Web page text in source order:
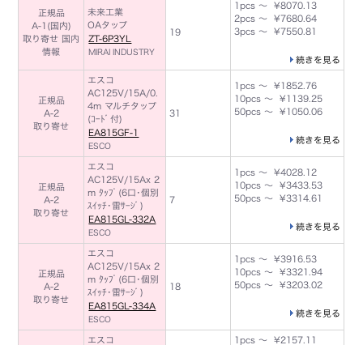
正規品
A-1(国内)
取り寄せ 国内
情報
未来工業
OAタップ
ZT-6P3YL
MIRAI INDUSTRY
19
1pcs ～ ¥8070.13
2pcs ～ ¥7680.64
3pcs ～ ¥7550.81
続きを見る
正規品
A-2
取り寄せ
エスコ
AC125V/15A/0.
4m マルチタップ
(ｺｰﾄﾞ付)
EA815GF-1
ESCO
31
1pcs ～ ¥1852.76
10pcs ～ ¥1139.25
50pcs ～ ¥1050.06
続きを見る
正規品
A-2
取り寄せ
エスコ
AC125V/15Ax 2
m ﾀｯﾌﾟ(6口･個別
ｽｲｯﾁ･雷ｻｰｼﾞ)
EA815GL-332A
ESCO
7
1pcs ～ ¥4028.12
10pcs ～ ¥3433.53
50pcs ～ ¥3314.61
続きを見る
正規品
A-2
取り寄せ
エスコ
AC125V/15Ax 2
m ﾀｯﾌﾟ(6口･個別
ｽｲｯﾁ･雷ｻｰｼﾞ)
EA815GL-334A
ESCO
18
1pcs ～ ¥3916.53
10pcs ～ ¥3321.94
50pcs ～ ¥3203.02
続きを見る
エスコ
1pcs ～ ¥2157.11